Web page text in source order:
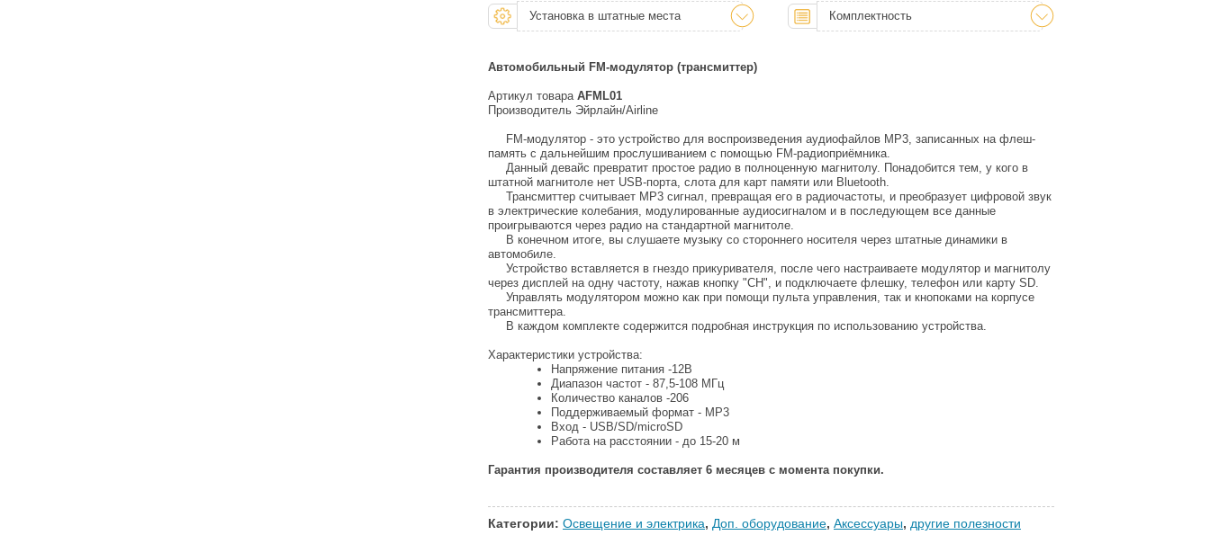
Установка в штатные места Комплектность
Автомобильный FM-модулятор (трансмиттер)
Артикул товара AFML01
Производитель Эйрлайн/Airline
FM-модулятор - это устройство для воспроизведения аудиофайлов МР3, записанных на флеш-
память с дальнейшим прослушиванием с помощью FM-радиоприёмника.
Данный девайс превратит простое радио в полноценную магнитолу. Понадобится тем, у кого в
штатной магнитоле нет USB-порта, слота для карт памяти или Bluetooth.
Трансмиттер считывает MP3 сигнал, превращая его в радиочастоты, и преобразует цифровой звук
в электрические колебания, модулированные аудиосигналом и в последующем все данные
проигрываются через радио на стандартной магнитоле.
В конечном итоге, вы слушаете музыку со стороннего носителя через штатные динамики в
автомобиле.
Устройство вставляется в гнездо прикуривателя, после чего настраиваете модулятор и магнитолу
через дисплей на одну частоту, нажав кнопку "CH", и подключаете флешку, телефон или карту SD.
Управлять модулятором можно как при помощи пульта управления, так и кнопоками на корпусе
трансмиттера.
В каждом комплекте содержится подробная инструкция по использованию устройства.
Характеристики устройства:
Напряжение питания -12В
Диапазон частот - 87,5-108 МГц
Количество каналов -206
Поддерживаемый формат - MP3
Вход - USB/SD/microSD
Работа на расстоянии - до 15-20 м
Гарантия производителя составляет 6 месяцев с момента покупки.
Категории: Освещение и электрика, Доп. оборудование, Аксессуары, другие полезности